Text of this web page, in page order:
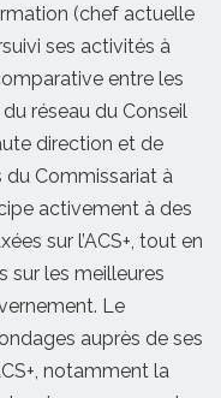
(chef actuelle
ses activités à
entre les
réseau du Conseil
direction et de
du Commissariat à
activement à des
sur l’ACS+, tout en
sur les meilleures
Le
auprès de ses
notamment la